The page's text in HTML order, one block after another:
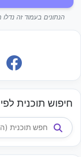
הנתונים בעמוד זה
חיפוש תוכנית